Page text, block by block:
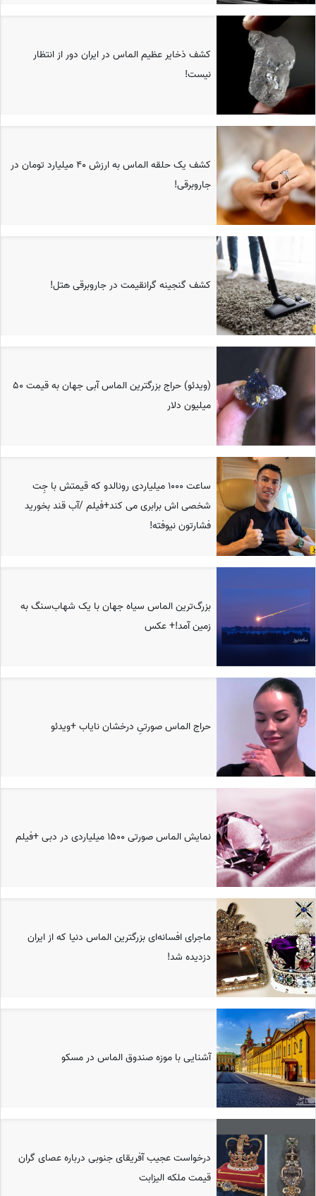
کشف ذخایر عظیم الماس در ایران دور از انتظار
نیست!
کشف یک حلقه الماس به ارزش 40 میلیارد تومان در
جاروبرقی!
کشف گنجینه گرانقیمت در جاروبرقی هتل!
(ویدئو) حراج بزرگترین الماس آبی جهان به قیمت 50
میلیون دلار
ساعت 1000 میلیاردی رونالدو که قیمتش با جِت
شخصی اش برابری می کند+فیلم /آب قند بخورید
فشارتون نیوفته!
بزرگ‌ترین الماس سیاه جهان با یک شهاب‌سنگ به
زمین آمد!+ عکس
حراج الماس صورتیِ درخشان نایاب +ویدئو
نمایش الماس صورتی 1500 میلیاردی در دبی +فیلم
ماجرای افسانه‌ای بزرگترین الماس دنیا که از ایران
دزدیده شد!
آشنایی با موزه صندوق الماس در مسکو
درخواست عجیب آفریقای جنوبی درباره عصای گران
قیمت ملکه الیزابت